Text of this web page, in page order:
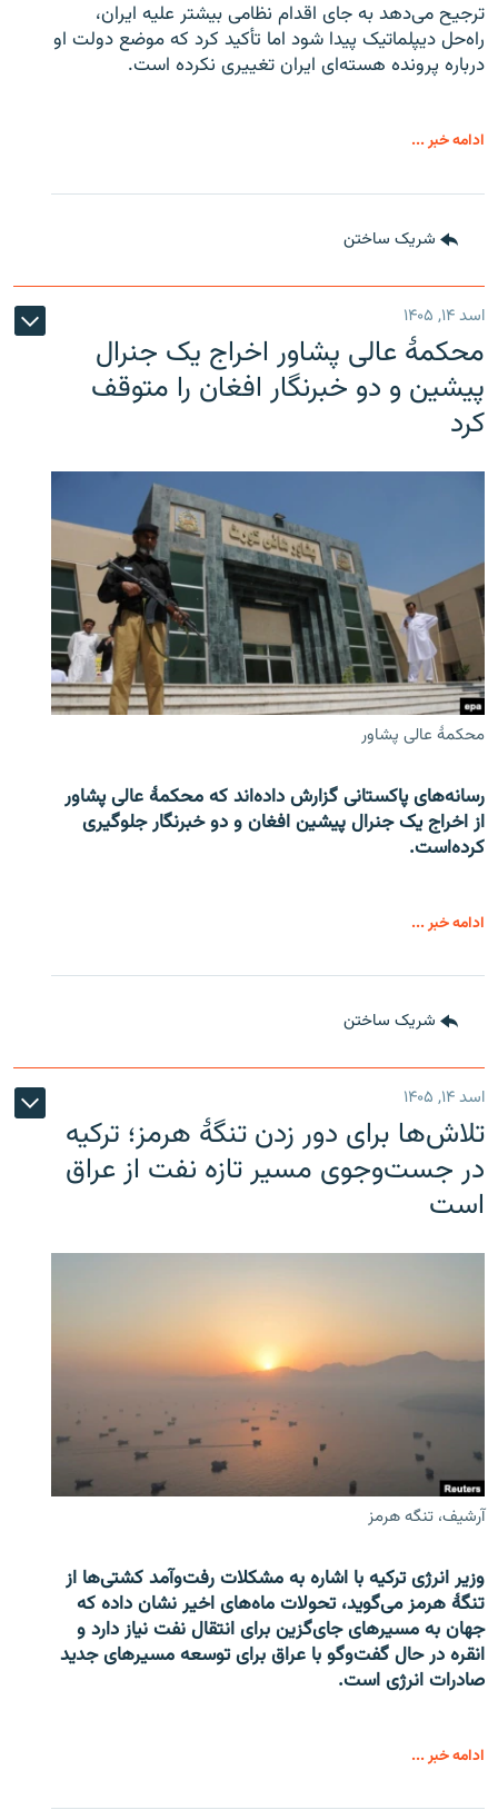
ترجیح می‌دهد به جای اقدام نظامی بیشتر علیه ایران،
راه‌حل دیپلماتیک پیدا شود اما تأکید کرد که موضع دولت او
درباره پرونده هسته‌ای ایران تغییری نکرده است.
ادامه خبر ...
شریک ساختن
اسد ۱۴, ۱۴۰۵
محکمۀ عالی پشاور اخراج یک جنرال
پیشین و دو خبرنگار افغان را متوقف
کرد
محکمۀ عالی پشاور
رسانه‌های پاکستانی گزارش داده‌اند که محکمۀ عالی پشاور
از اخراج یک جنرال پیشین افغان و دو خبرنگار جلوگیری
کرده‌است.
ادامه خبر ...
شریک ساختن
اسد ۱۴, ۱۴۰۵
تلاش‌ها برای دور زدن تنگۀ هرمز؛ ترکیه
در جست‌وجوی مسیر تازه نفت از عراق
است
آرشیف، تنگه هرمز
وزیر انرژی ترکیه با اشاره به مشکلات رفت‌وآمد کشتی‌ها از
تنگۀ هرمز می‌گوید، تحولات ماه‌های اخیر نشان داده که
جهان به مسیرهای جای‌گزین برای انتقال نفت نیاز دارد و
انقره در حال گفت‌وگو با عراق برای توسعه مسیرهای جدید
صادرات انرژی است.
ادامه خبر ...